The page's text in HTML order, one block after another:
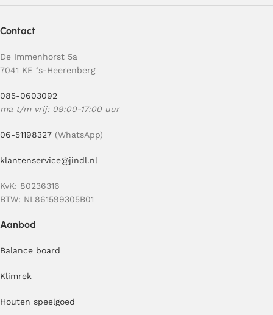
Contact
De Immenhorst 5a
7041 KE ‘s-Heerenberg
085-0603092
ma t/m vrij: 09:00-17:00 uur
06-51198327 (WhatsApp)
klantenservice@jindl.nl
KvK: 80236316
BTW: NL861599305B01
Aanbod
Balance board
Klimrek
Houten speelgoed